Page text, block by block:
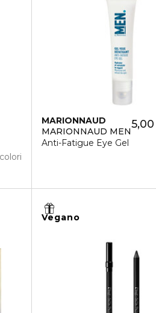
MARIONNAUD
MARIONNAUD MEN
Anti-Fatigue Eye Gel
Vegano